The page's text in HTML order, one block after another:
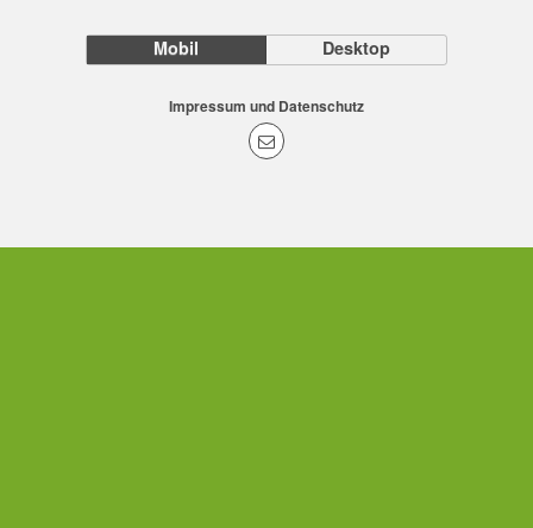
Mobil Desktop
Impressum und Datenschutz